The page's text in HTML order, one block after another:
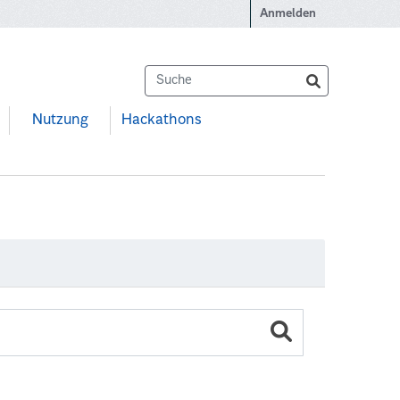
Anmelden
Nutzung Hackathons